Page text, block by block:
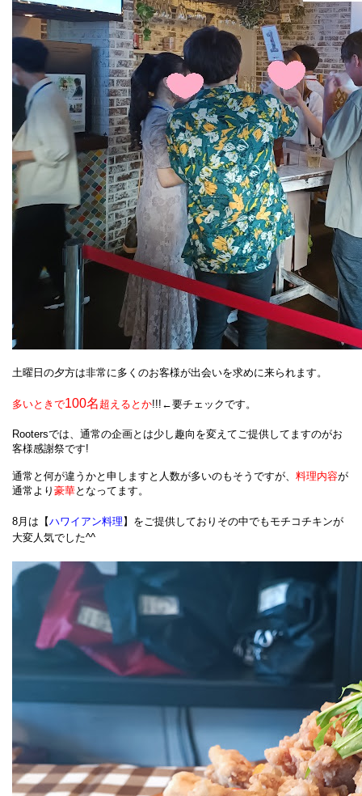
土曜日の夕方は非常に多くのお客様が出会いを求めに来られます。
多いときで100名 超えるとか!!!←要チェックです。
Rootersでは、通常の企画とは少し趣向を変えてご提供してますのがお
客様感謝祭です!
通常と何が違うかと申しますと人数が多いのもそうですが、 料理内容が
通常より 豪華となってます。
8月は【ハワイアン料理 】をご提供しておりその中でもモチコチキンが
大変人気でした^^